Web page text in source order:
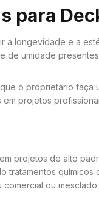
para
a longevidade e a
de umidade
o proprietário
em projetos
projetos de alto
ou